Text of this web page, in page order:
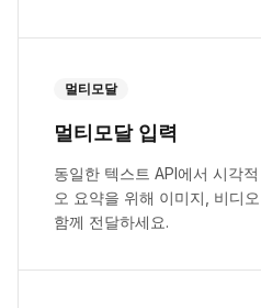
멀티모달
멀티모달 입력
동일한 텍스트 API에서 시각
오 요약을 위해 이미지, 비디
함께 전달하세요.